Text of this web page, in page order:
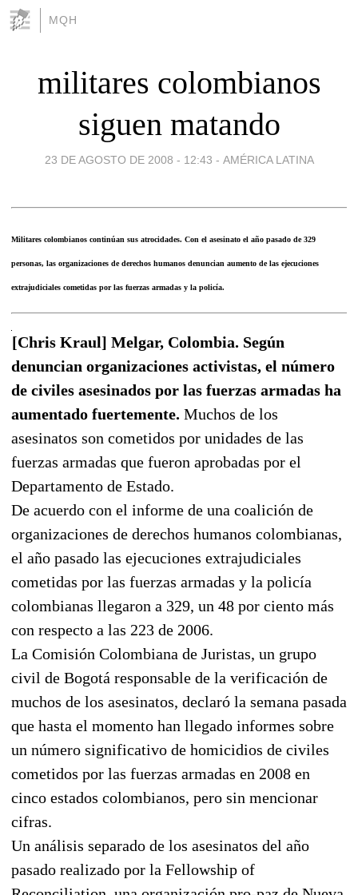
MQH
militares colombianos
siguen matando
23 DE AGOSTO DE 2008 - 12:43 - AMÉRICA LATINA
Militares colombianos continúan sus atrocidades. Con el asesinato el año pasado de 329
personas, las organizaciones de derechos humanos denuncian aumento de las ejecuciones
extrajudiciales cometidas por las fuerzas armadas y la policía.
[Chris Kraul] Melgar, Colombia. Según
denuncian organizaciones activistas, el número
de civiles asesinados por las fuerzas armadas ha
aumentado fuertemente. Muchos de los
asesinatos son cometidos por unidades de las
fuerzas armadas que fueron aprobadas por el
Departamento de Estado.
De acuerdo con el informe de una coalición de
organizaciones de derechos humanos colombianas,
el año pasado las ejecuciones extrajudiciales
cometidas por las fuerzas armadas y la policía
colombianas llegaron a 329, un 48 por ciento más
con respecto a las 223 de 2006.
La Comisión Colombiana de Juristas, un grupo
civil de Bogotá responsable de la verificación de
muchos de los asesinatos, declaró la semana pasada
que hasta el momento han llegado informes sobre
un número significativo de homicidios de civiles
cometidos por las fuerzas armadas en 2008 en
cinco estados colombianos, pero sin mencionar
cifras.
Un análisis separado de los asesinatos del año
pasado realizado por la Fellowship of